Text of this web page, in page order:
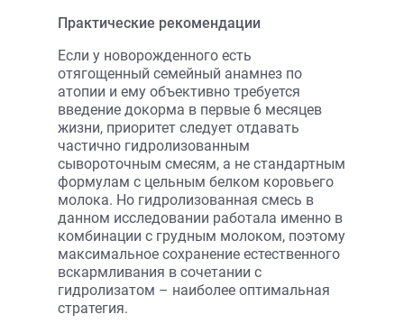
Практические рекомендации
Если у новорожденного есть
отягощенный семейный анамнез по
атопии и ему объективно требуется
введение докорма в первые 6 месяцев
жизни, приоритет следует отдавать
частично гидролизованным
сывороточным смесям, а не стандартным
формулам с цельным белком коровьего
молока. Но гидролизованная смесь в
данном исследовании работала именно в
комбинации с грудным молоком, поэтому
максимальное сохранение естественного
вскармливания в сочетании с
гидролизатом – наиболее оптимальная
стратегия.